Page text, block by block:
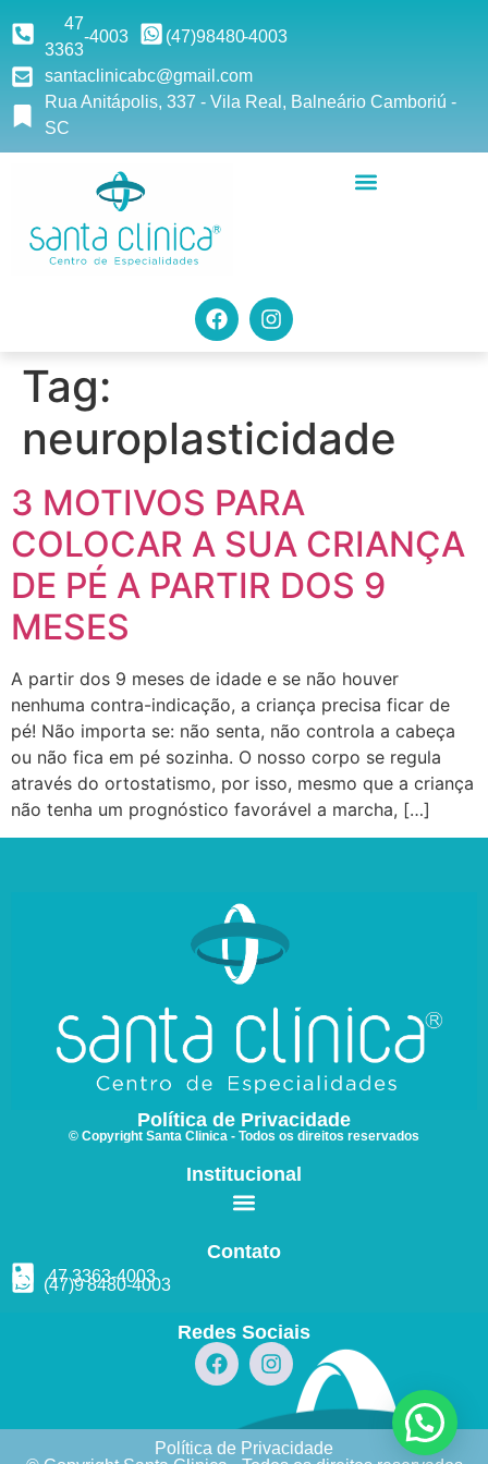
47
3363
-4003 (47)98480-4003
santaclinicabc@gmail.com
Rua Anitápolis, 337 - Vila Real, Balneário Camboriú -
SC
Tag:
neuroplasticidade
3 MOTIVOS PARA
COLOCAR A SUA CRIANÇA
DE PÉ A PARTIR DOS 9
MESES
A partir dos 9 meses de idade e se não houver
nenhuma contra-indicação, a criança precisa ficar de
pé! Não importa se: não senta, não controla a cabeça
ou não fica em pé sozinha. O nosso corpo se regula
através do ortostatismo, por isso, mesmo que a criança
não tenha um prognóstico favorável a marcha, […]
Política de Privacidade
© Copyright Santa Clinica - Todos os direitos reservados
Institucional
Contato
47 3363-4003
(47)98480-4003
Redes Sociais
Política de Privacidade